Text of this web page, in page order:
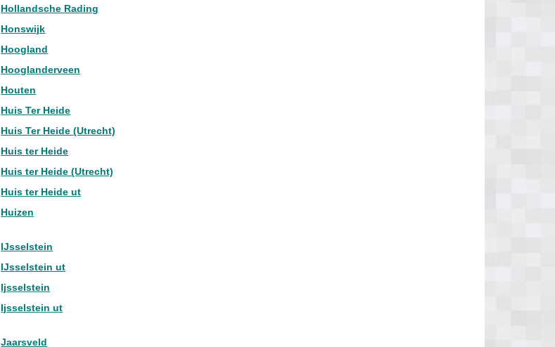
Hollandsche Rading
Honswijk
Hoogland
Hooglanderveen
Houten
Huis Ter Heide
Huis Ter Heide (Utrecht)
Huis ter Heide
Huis ter Heide (Utrecht)
Huis ter Heide ut
Huizen
IJsselstein
IJsselstein ut
Ijsselstein
Ijsselstein ut
Jaarsveld